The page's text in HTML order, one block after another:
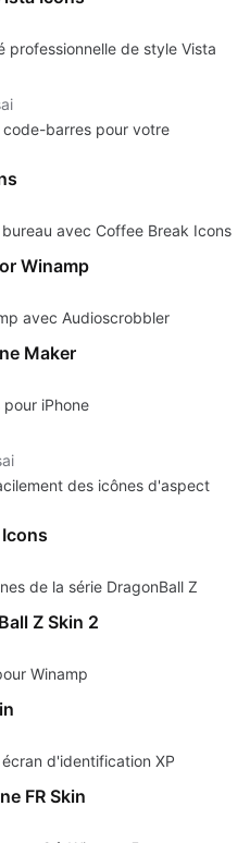
professionnelle de style Vista
barres pour votre
avec Coffee Break Icons
Winamp
avec Audioscrobbler
Maker
pour iPhone
des icônes d'aspect
Icons
de la série DragonBall Z
Z Skin 2
Winamp
d'identification XP
FR Skin